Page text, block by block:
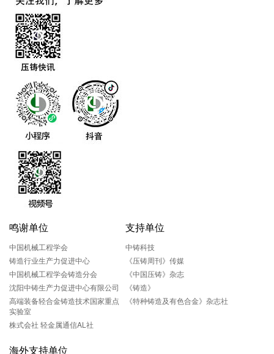
鸣谢单位
中国机械工程学会
铸造行业生产力促进中心
中国机械工程学会铸造分会
沈阳中铸生产力促进中心有限公司
高端装备轻合金铸造技术国家重点
实验室
株式会社 轻金属通信AL社
支持单位
中铸科技
《压铸周刊》传媒
《中国压铸》杂志
《铸造》
《特种铸造及有色合金》杂志社
海外支持单位